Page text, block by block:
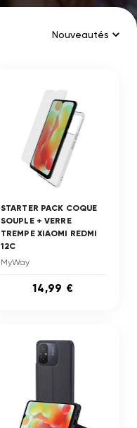
STARTER PACK COQUE
SOUPLE + VERRE
TREMPE XIAOMI REDMI
12C
MyWay
14,99 €